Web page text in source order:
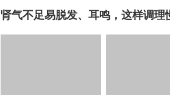
肾气不足易脱发、耳鸣，这样调理